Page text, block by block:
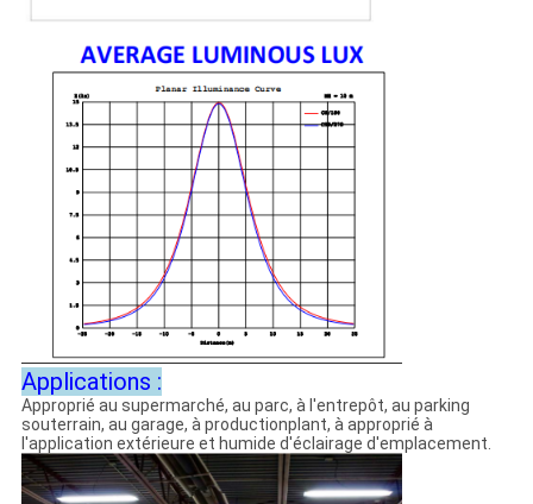
Applications :
Approprié au supermarché, au parc, à l'entrepôt, au parking
souterrain, au garage, à productionplant, à approprié à
l'application extérieure et humide d'éclairage d'emplacement.